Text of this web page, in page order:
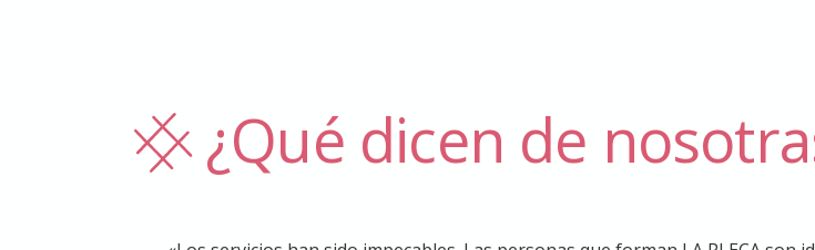
¿Qué dicen de